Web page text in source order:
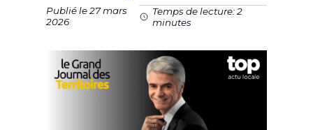
Publié le 27 mars
2026
Temps de lecture: 2
minutes